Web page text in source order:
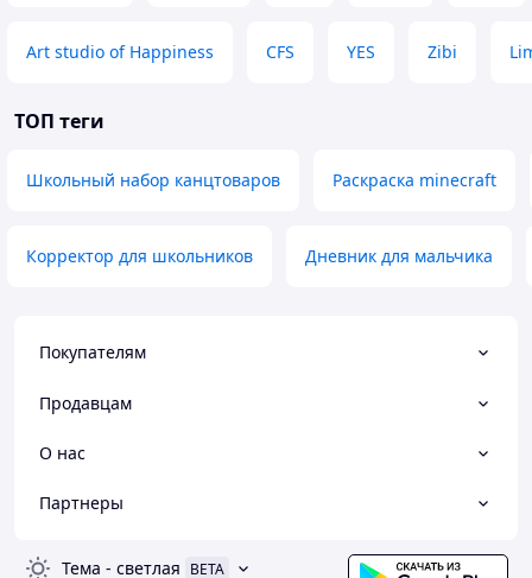
Art studio of Happiness CFS YES Zibi
ТОП теги
Школьный набор канцтоваров Раскраска minecraft
Корректор для школьников Дневник для мальчика
Покупателям
Продавцам
О нас
Партнеры
Тема - светлая BETA